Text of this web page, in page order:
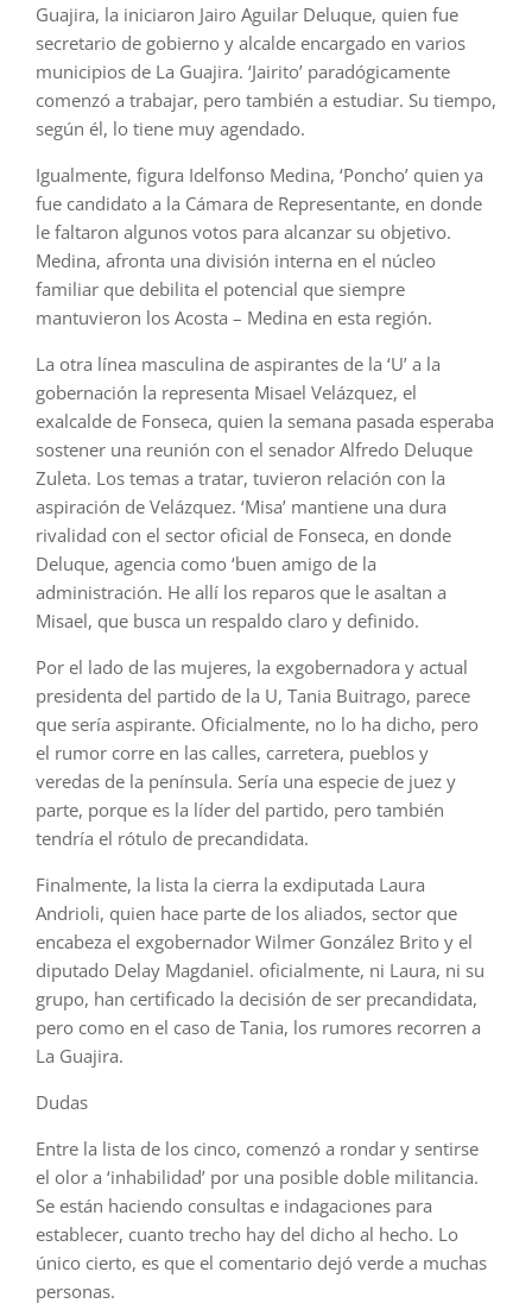
Guajira, la iniciaron Jairo Aguilar Deluque, quien fue
secretario de gobierno y alcalde encargado en varios
municipios de La Guajira. ‘Jairito’ paradógicamente
comenzó a trabajar, pero también a estudiar. Su tiempo,
según él, lo tiene muy agendado.
Igualmente, figura Idelfonso Medina, ‘Poncho’ quien ya
fue candidato a la Cámara de Representante, en donde
le faltaron algunos votos para alcanzar su objetivo.
Medina, afronta una división interna en el núcleo
familiar que debilita el potencial que siempre
mantuvieron los Acosta – Medina en esta región.
La otra línea masculina de aspirantes de la ‘U’ a la
gobernación la representa Misael Velázquez, el
exalcalde de Fonseca, quien la semana pasada esperaba
sostener una reunión con el senador Alfredo Deluque
Zuleta. Los temas a tratar, tuvieron relación con la
aspiración de Velázquez. ‘Misa’ mantiene una dura
rivalidad con el sector oficial de Fonseca, en donde
Deluque, agencia como ‘buen amigo de la
administración. He allí los reparos que le asaltan a
Misael, que busca un respaldo claro y definido.
Por el lado de las mujeres, la exgobernadora y actual
presidenta del partido de la U, Tania Buitrago, parece
que sería aspirante. Oficialmente, no lo ha dicho, pero
el rumor corre en las calles, carretera, pueblos y
veredas de la península. Sería una especie de juez y
parte, porque es la líder del partido, pero también
tendría el rótulo de precandidata.
Finalmente, la lista la cierra la exdiputada Laura
Andrioli, quien hace parte de los aliados, sector que
encabeza el exgobernador Wilmer González Brito y el
diputado Delay Magdaniel. oficialmente, ni Laura, ni su
grupo, han certificado la decisión de ser precandidata,
pero como en el caso de Tania, los rumores recorren a
La Guajira.
Dudas
Entre la lista de los cinco, comenzó a rondar y sentirse
el olor a ‘inhabilidad’ por una posible doble militancia.
Se están haciendo consultas e indagaciones para
establecer, cuanto trecho hay del dicho al hecho. Lo
único cierto, es que el comentario dejó verde a muchas
personas.